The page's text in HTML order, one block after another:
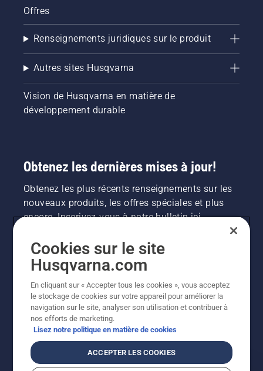
Offres
Renseignements juridiques sur le produit
Autres sites Husqvarna
Vision de Husqvarna en matière de
développement durable
Obtenez les dernières mises à jour!
Obtenez les plus récents renseignements sur les
nouveaux produits, les offres spéciales et plus
encore. Inscrivez-vous à notre bulletin ici.
INSCRIPTION À LA NEWSLETTER
Cookies sur le site
Husqvarna.com
En cliquant sur « Accepter tous les cookies », vous acceptez
le stockage de cookies sur votre appareil pour améliorer la
navigation sur le site, analyser son utilisation et contribuer à
nos efforts de marketing.
Lisez notre politique en matière de cookies
ACCEPTER LES COOKIES